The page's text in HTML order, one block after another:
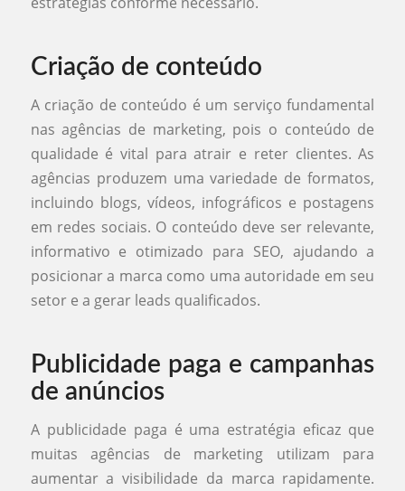
Criação de conteúdo
A criação de conteúdo é um serviço fundamental
nas agências de marketing, pois o conteúdo de
qualidade é vital para atrair e reter clientes. As
agências produzem uma variedade de formatos,
incluindo blogs, vídeos, infográficos e postagens
em redes sociais. O conteúdo deve ser relevante,
informativo e otimizado para SEO, ajudando a
posicionar a marca como uma autoridade em seu
setor e a gerar leads qualificados.
Publicidade paga e campanhas
de anúncios
A publicidade paga é uma estratégia eficaz que
muitas agências de marketing utilizam para
aumentar a visibilidade da marca rapidamente.